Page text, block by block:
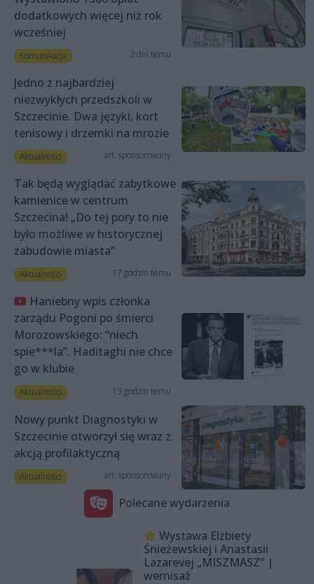
dodatkowych więcej niż rok
wcześniej
Komunikacja 2 dni temu
Jedno z najbardziej
niezwykłych przedszkoli w
Szczecinie. Dwa języki, kort
tenisowy i drzemki na mrozie
Aktualności art. sponsorowany
Tak będą wyglądać zabytkowe
kamienice w centrum
Szczecina! „Do tej pory to nie
było możliwe w historycznej
zabudowie miasta”
Aktualności 17 godzin temu
Haniebny wpis członka
zarządu Pogoni po śmierci
Morozowskiego: “niech
spie***la”. Haditaghi nie chce
go w klubie
Aktualności 13 godzin temu
Nowy punkt Diagnostyki w
Szczecinie otworzył się wraz z
akcją profilaktyczną
Aktualności art. sponsorowany
Polecane wydarzenia
Wystawa Elżbiety
Śnieżewskiej i Anastasii
Lazarevej „MISZMASZ” |
wernisaż